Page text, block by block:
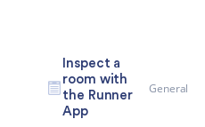
Inspect a
room with
the Runner
App
General